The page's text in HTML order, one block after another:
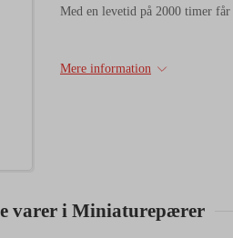
Med en levetid på 2000 timer
Mere information
varer i Miniaturepærer